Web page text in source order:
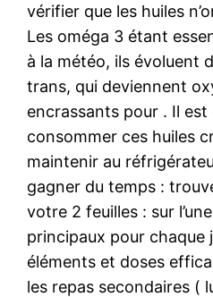
vérifier que les huiles
Les oméga 3 étant
à la météo, ils évoluent
trans, qui deviennent
encrassants pour . Il
consommer ces huiles
maintenir au
gagner du temps :
votre 2 feuilles : sur
principaux pour chaque
éléments et doses
les repas secondaires (